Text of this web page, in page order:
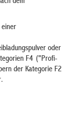
einer
oder
F4 ("Profi-
der Kategorie F2